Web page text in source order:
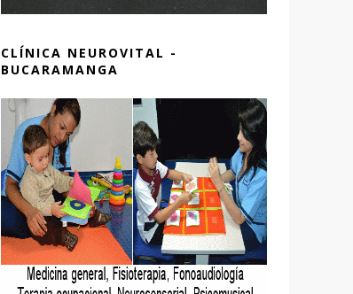
CLÍNICA NEUROVITAL -
BUCARAMANGA